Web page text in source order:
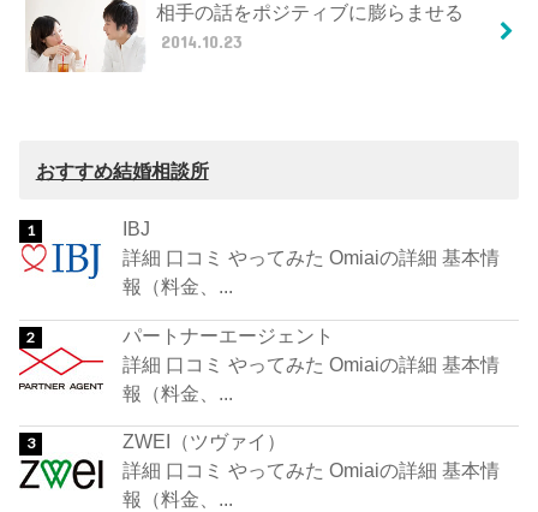
相手の話をポジティブに膨らませる
2014.10.23
おすすめ結婚相談所
IBJ
詳細 口コミ やってみた Omiaiの詳細 基本情
報（料金、...
パートナーエージェント
詳細 口コミ やってみた Omiaiの詳細 基本情
報（料金、...
ZWEI（ツヴァイ）
詳細 口コミ やってみた Omiaiの詳細 基本情
報（料金、...